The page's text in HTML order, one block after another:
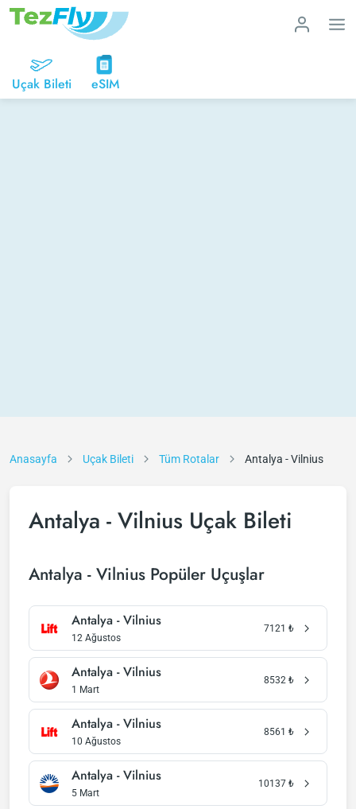
Uçak Bileti eSIM
Anasayfa Uçak Bileti Tüm Rotalar Antalya - Vilnius
Antalya - Vilnius Uçak Bileti
Antalya - Vilnius Popüler Uçuşlar
Antalya - Vilnius
12 Ağustos
7121 ₺
Antalya - Vilnius
1 Mart
8532 ₺
Antalya - Vilnius
10 Ağustos
8561 ₺
Antalya - Vilnius
5 Mart
10137 ₺